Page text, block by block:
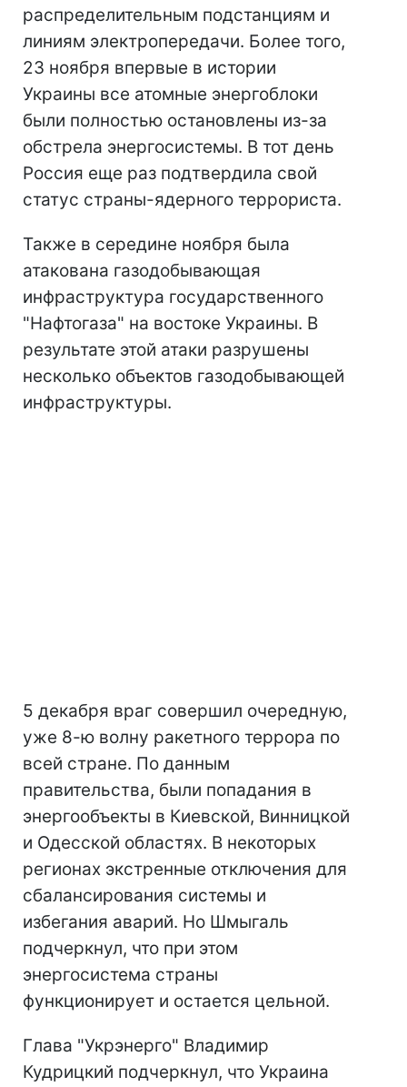
распределительным подстанциям и
линиям электропередачи. Более того,
23 ноября впервые в истории
Украины все атомные энергоблоки
были полностью остановлены из-за
обстрела энергосистемы. В тот день
Россия еще раз подтвердила свой
статус страны-ядерного террориста.
Также в середине ноября была
атакована газодобывающая
инфраструктура государственного
"Нафтогаза" на востоке Украины. В
результате этой атаки разрушены
несколько объектов газодобывающей
инфраструктуры.
5 декабря враг совершил очередную,
уже 8-ю волну ракетного террора по
всей стране. По данным
правительства, были попадания в
энергообъекты в Киевской, Винницкой
и Одесской областях. В некоторых
регионах экстренные отключения для
сбалансирования системы и
избегания аварий. Но Шмыгаль
подчеркнул, что при этом
энергосистема страны
функционирует и остается цельной.
Глава "Укрэнерго" Владимир
Кудрицкий подчеркнул, что Украина